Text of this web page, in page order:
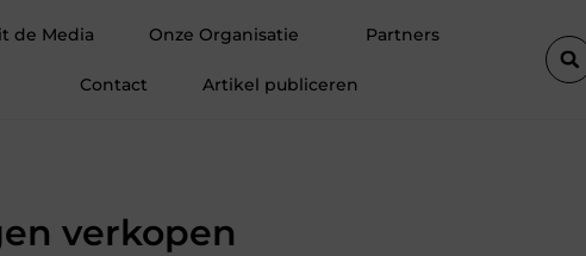
de Media Onze Organisatie Partners
Contact Artikel publiceren
verkopen